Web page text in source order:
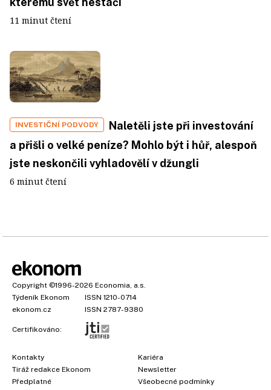
11 minut čtení
INVESTIČNÍ PODVODY
Naletěli jste při investování
a přišli o velké peníze? Mohlo být i hůř, alespoň
jste neskončili vyhladovělí v džungli
6 minut čtení
Copyright ©1996-2026 Economia, a.s.
Týdeník Ekonom
ISSN 1210-0714
ekonom.cz
ISSN 2787-9380
Certifikováno:
Kontakty
Tiráž redakce Ekonom
Předplatné
Kariéra
Newsletter
Všeobecné podmínky